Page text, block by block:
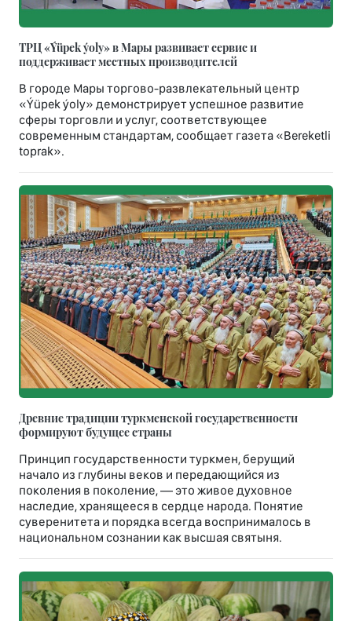
ТРЦ «Ýüpek ýoly» в Мары развивает сервис и
поддерживает местных производителей
В городе Мары торгово-развлекательный центр
«Ýüpek ýoly» демонстрирует успешное развитие
сферы торговли и услуг, соответствующее
современным стандартам, сообщает газета «Bereketli
toprak».
Древние традиции туркменской государственности
формируют будущее страны
Принцип государственности туркмен, берущий
начало из глубины веков и передающийся из
поколения в поколение, — это живое духовное
наследие, хранящееся в сердце народа. Понятие
суверенитета и порядка всегда воспринималось в
национальном сознании как высшая святыня.